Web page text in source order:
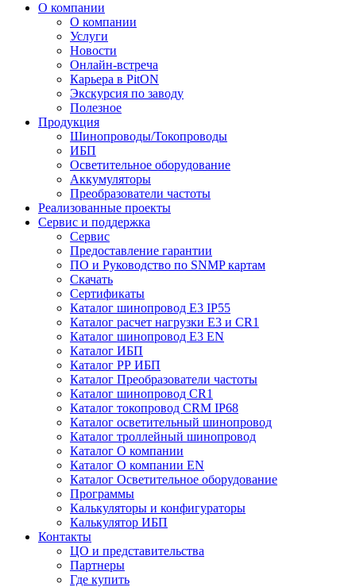
О компании
О компании
Услуги
Новости
Онлайн-встреча
Карьера в PitON
Экскурсия по заводу
Полезное
Продукция
Шинопроводы/Токопроводы
ИБП
Осветительное оборудование
Аккумуляторы
Преобразователи частоты
Реализованные проекты
Сервис и поддержка
Сервис
Предоставление гарантии
ПО и Руководство по SNMP картам
Скачать
Сертификаты
Каталог шинопровод E3 IP55
Каталог расчет нагрузки Е3 и CR1
Каталог шинопровод E3 EN
Каталог ИБП
Каталог РР ИБП
Каталог Преобразователи частоты
Каталог шинопровод CR1
Каталог токопровод CRM IP68
Каталог осветительный шинопровод
Каталог троллейный шинопровод
Каталог О компании
Каталог О компании EN
Каталог Осветительное оборудование
Программы
Калькуляторы и конфигураторы
Калькулятор ИБП
Контакты
ЦО и представительства
Партнеры
Где купить